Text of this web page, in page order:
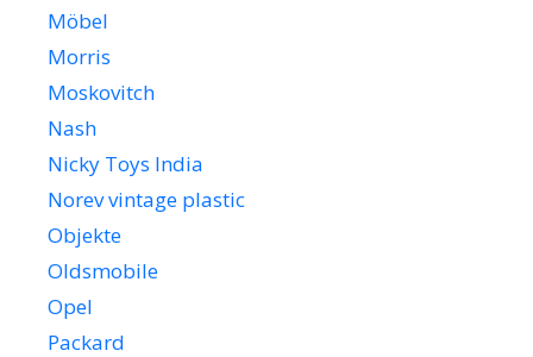
Möbel
Morris
Moskovitch
Nash
Nicky Toys India
Norev vintage plastic
Objekte
Oldsmobile
Opel
Packard